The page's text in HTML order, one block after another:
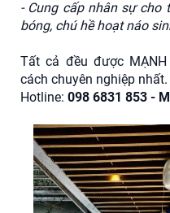
- Cung cấp nhân sự cho
bóng, chú hề hoạt náo
Tất cả đều được MẠNH
cách chuyên nghiệp nhất.
Hotline: 098 6831 853 -